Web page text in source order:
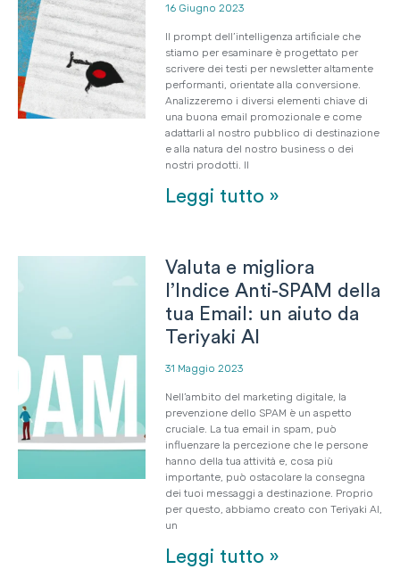
16 Giugno 2023
Il prompt dell’intelligenza artificiale che
stiamo per esaminare è progettato per
scrivere dei testi per newsletter altamente
performanti, orientate alla conversione.
Analizzeremo i diversi elementi chiave di
una buona email promozionale e come
adattarli al nostro pubblico di destinazione
e alla natura del nostro business o dei
nostri prodotti. Il
Leggi tutto »
Valuta e migliora
l’Indice Anti-SPAM della
tua Email: un aiuto da
Teriyaki AI
31 Maggio 2023
Nell’ambito del marketing digitale, la
prevenzione dello SPAM è un aspetto
cruciale. La tua email in spam, può
influenzare la percezione che le persone
hanno della tua attività e, cosa più
importante, può ostacolare la consegna
dei tuoi messaggi a destinazione. Proprio
per questo, abbiamo creato con Teriyaki AI,
un
Leggi tutto »